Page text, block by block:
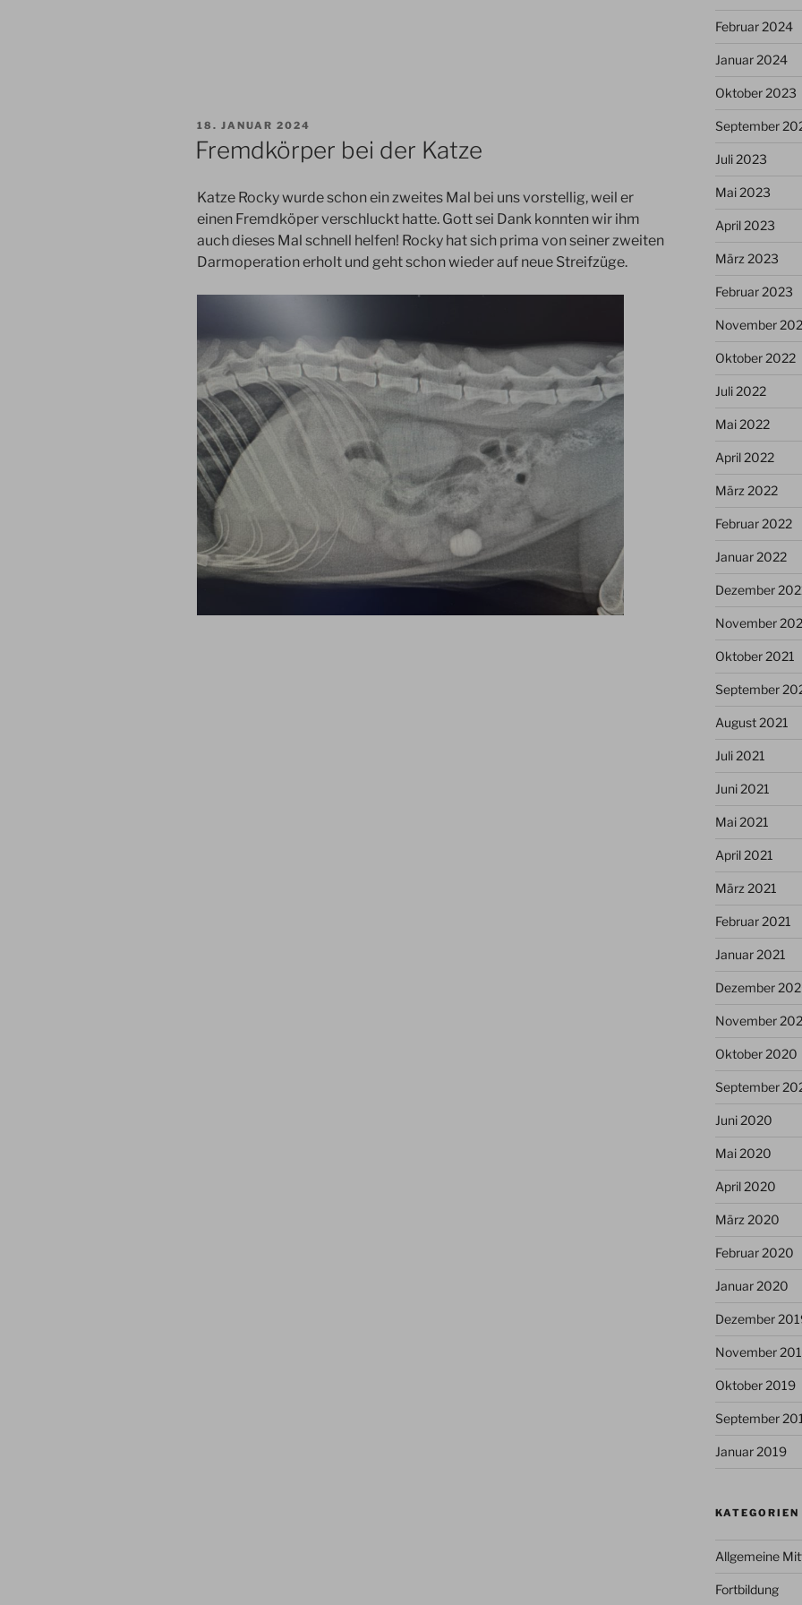
VERÖFFENTLICHT
AM
18. JANUAR 2024
Fremdkörper bei der Katze
Katze Rocky wurde schon ein zweites Mal bei uns vorstellig, weil er
einen Fremdköper verschluckt hatte. Gott sei Dank konnten wir ihm
auch dieses Mal schnell helfen! Rocky hat sich prima von seiner zweiten
Darmoperation erholt und geht schon wieder auf neue Streifzüge.
Februar 2024
Januar 2024
Oktober 2023
September
Juli 2023
Mai 2023
April 2023
März 2023
Februar 2023
November
Oktober 2022
Juli 2022
Mai 2022
April 2022
März 2022
Februar 2022
Januar 2022
Dezember
November
Oktober 2021
September
August 2021
Juli 2021
Juni 2021
Mai 2021
April 2021
März 2021
Februar 2021
Januar 2021
Dezember
November
Oktober 2020
September
Juni 2020
Mai 2020
April 2020
März 2020
Februar 2020
Januar 2020
Dezember
November
Oktober 2019
September
Januar 2019
KATEGORIEN
Allgemeine
Fortbildung